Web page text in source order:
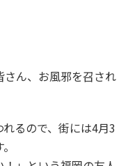
ん、お風邪を召され
るので、街には4月3